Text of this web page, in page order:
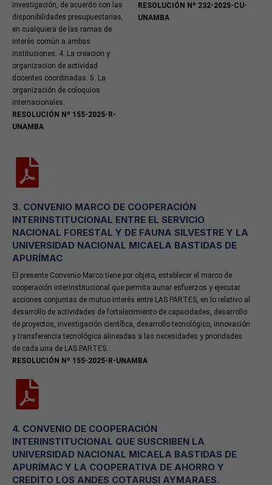
investigación, de acuerdo con las
disponibilidades presupuestarias,
en cualquiera de las ramas de
interés común a ambas
instituciones. 4. La creacion y
organizacion de actividad
docentes coordinadas. 5. La
organización de coloquios
internacionales.
RESOLUCIÓN Nº 155-2025-R-
UNAMBA
RESOLUCIÓN Nº 232-2025-CU-
UNAMBA
3. CONVENIO MARCO DE COOPERACIÓN
INTERINSTITUCIONAL ENTRE EL SERVICIO
NACIONAL FORESTAL Y DE FAUNA SILVESTRE Y LA
UNIVERSIDAD NACIONAL MICAELA BASTIDAS DE
APURÍMAC
El presente Convenio Marco tiene por objeto, establecer el marco de
cooperación interinstitucional que permita aunar esfuerzos y ejecutar
acciones conjuntas de mutuo interés entre LAS PARTES, en lo relativo al
desarrollo de actividades de fortalecimiento de capacidades, desarrollo
de proyectos, investigación científica, desarrollo tecnológico, innovación
y transferencia tecnológica alineadas a las necesidades y prioridades
de cada una de LAS PARTES.
RESOLUCIÓN Nº 155-2025-R-UNAMBA
4. CONVENIO DE COOPERACIÓN
INTERINSTITUCIONAL QUE SUSCRIBEN LA
UNIVERSIDAD NACIONAL MICAELA BASTIDAS DE
APURÍMAC Y LA COOPERATIVA DE AHORRO Y
CREDITO LOS ANDES COTARUSI AYMARAES.